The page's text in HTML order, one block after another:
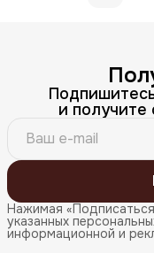
и получите
Нажимая
указанных
информационной и